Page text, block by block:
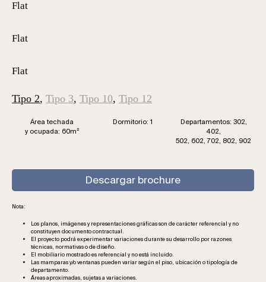
Tipo 2, Tipo 3, Tipo 10, Tipo 12
Área techada
y ocupada: 60m²
Dormitorio: 1
Departamentos: 302,
402,
502, 602, 702, 802, 902
Nota:
Los planos, imágenes y representaciones gráficas son de carácter referencial y no
constituyen documento contractual.
El proyecto podrá experimentar variaciones durante su desarrollo por razones
técnicas, normativas o de diseño.
El mobiliario mostrado es referencial y no está incluido.
Las mamparas y/o ventanas pueden variar según el piso, ubicación o tipología de
departamento.
Áreas aproximadas, sujetas a variaciones.
Descargar brochure